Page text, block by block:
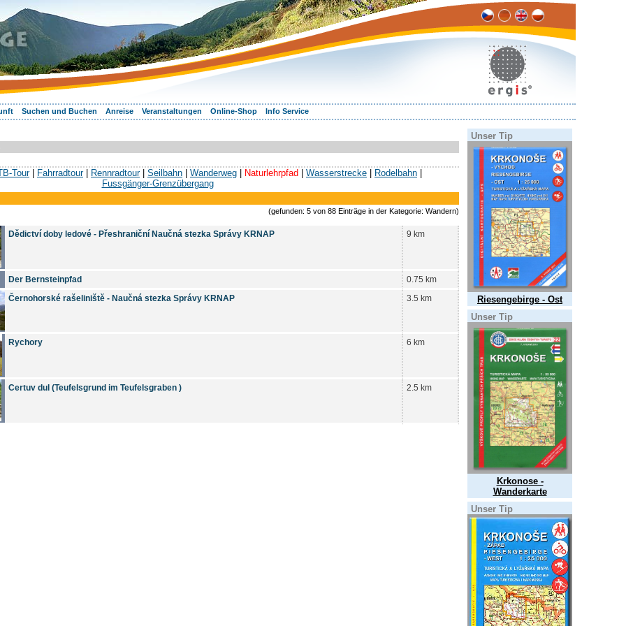
Suchen und Buchen Anreise Veranstaltungen Online-Shop Info Service
Tour| Fahrradtour| Rennradtour| Seilbahn Wanderweg Naturlehrpfad Wasserstrecke Rodelbahn
Fussgänger-Grenzübergang
(gefunden: 5 von 88 Einträge in der Kategorie: Wandern)
Dědictví doby ledové - Přeshraniční Naučná stezka Správy KRNAP 9 km
Der Bernsteinpfad
0.75 km
Černohorské rašeliniště - Naučná stezka Správy KRNAP 3.5 km
Rychory 6 km
Certuv dul (Teufelsgrund im Teufelsgraben ) 2.5 km
Unser Tip
Riesengebirge - Ost
Unser Tip
Krkonose -
Wanderkarte
Unser Tip